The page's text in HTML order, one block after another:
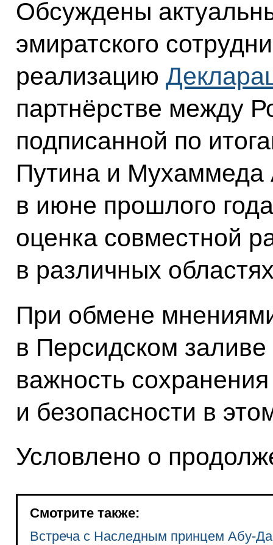
Обсуждены
эмиратского
реализацию
партнёрстве между
подписанной по
Путина и Мухаммеда
в июне прошлого
оценка совместной
в различных
При обмене
в Персидском
важность
и безопасности в
Условлено о
Смотрите также:
Встреча с Наследным принцем Абу-